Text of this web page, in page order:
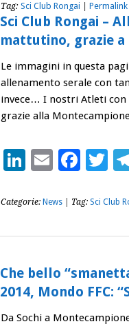
Tag: Sci Club Rongai Permalink
Sci Club Rongai –
mattutino, grazie a
Le immagini in questa
allenamento serale con
invece… I nostri Atleti
grazie alla
LinkedIn
Email
Categorie: News| Tag: Sci Club
Che bello
2014, Mondo FFC:
Da Sochi a